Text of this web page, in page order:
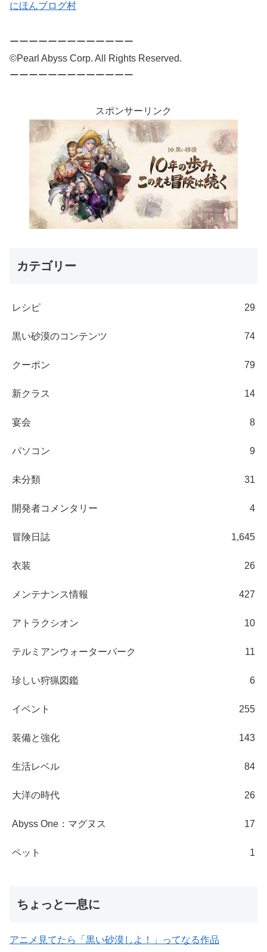
にほんブログ村
ーーーーーーーーーーーーー
©Pearl Abyss Corp. All Rights Reserved.
ーーーーーーーーーーーーー
スポンサーリンク
カテゴリー
レシピ 29
黒い砂漠のコンテンツ 74
クーポン 79
新クラス 14
宴会 8
パソコン 9
未分類 31
開発者コメンタリー 4
冒険日誌 1,645
衣装 26
メンテナンス情報 427
アトラクシオン 10
テルミアンウォーターパーク 11
珍しい狩猟図鑑 6
イベント 255
装備と強化 143
生活レベル 84
大洋の時代 26
Abyss One：マグヌス 17
ペット 1
ちょっと一息に
アニメ見てたら「黒い砂漠しよ！」ってなる作品